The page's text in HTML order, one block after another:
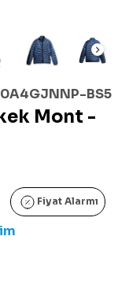
BS5
Mont -
Fiyat Alarmı